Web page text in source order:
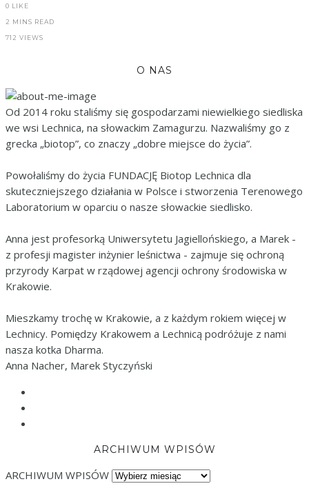
0 LIKE
2 MINS READ
712 VIEWS
O NAS
Od 2014 roku staliśmy się gospodarzami niewielkiego siedliska
we wsi Lechnica, na słowackim Zamagurzu. Nazwaliśmy go z
grecka „biotop”, co znaczy „dobre miejsce do życia”.
Powołaliśmy do życia FUNDACJĘ Biotop Lechnica dla
skuteczniejszego działania w Polsce i stworzenia Terenowego
Laboratorium w oparciu o nasze słowackie siedlisko.
Anna jest profesorką Uniwersytetu Jagiellońskiego, a Marek -
z profesji magister inżynier leśnictwa - zajmuje się ochroną
przyrody Karpat w rządowej agencji ochrony środowiska w
Krakowie.
Mieszkamy trochę w Krakowie, a z każdym rokiem więcej w
Lechnicy. Pomiędzy Krakowem a Lechnicą podróżuje z nami
nasza kotka Dharma.
Anna Nacher, Marek Styczyński
ARCHIWUM WPISÓW
ARCHIWUM WPISÓW